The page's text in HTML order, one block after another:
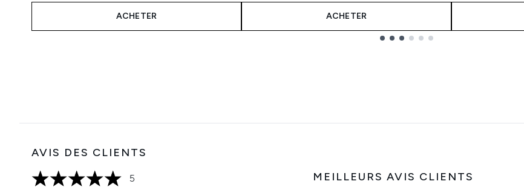
ACHETER ACHETER
AVIS DES CLIENTS
5 étoiles sur un maximum de 5
5 MEILLEURS AVIS CLIENTS